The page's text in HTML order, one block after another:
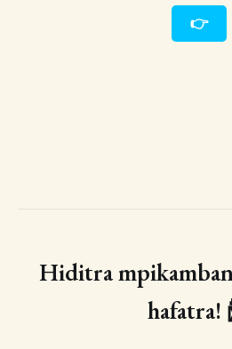
👉
Hiditra
hafatra!